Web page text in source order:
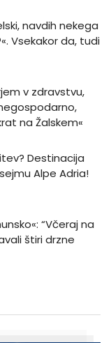
navdih nekega
Vsekakor da, tudi
v zdravstvu,
na Žalskem«
Destinacija
Alpe Adria!
“Včeraj na
štiri drzne